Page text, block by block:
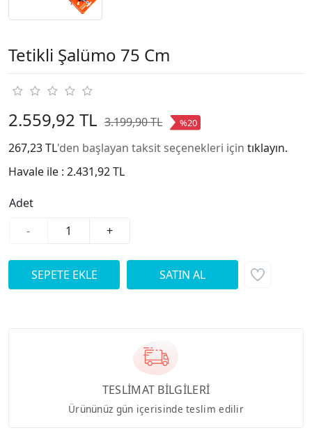
Tetikli Şalümo 75 Cm
2.559,92 TL 3.199,90 TL %20
267,23 TL'den başlayan taksit seçenekleri için tıklayın.
Havale ile : 2.431,92 TL
Adet
-
+
TESLİMAT BİLGİLERİ
Ürününüz gün içerisinde teslim edilir